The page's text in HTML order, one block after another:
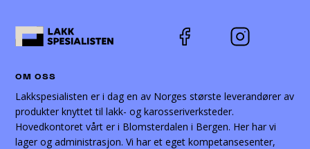
OM OSS
Lakkspesialisten er i dag en av Norges største leverandører av
produkter knyttet til lakk- og karosseriverksteder.
Hovedkontoret vårt er i Blomsterdalen i Bergen. Her har vi
lager og administrasjon. Vi har et eget kompetansesenter,